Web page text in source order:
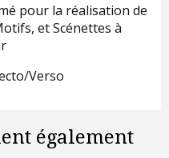
pour la réalisation de
et Scénettes à
Verso
également